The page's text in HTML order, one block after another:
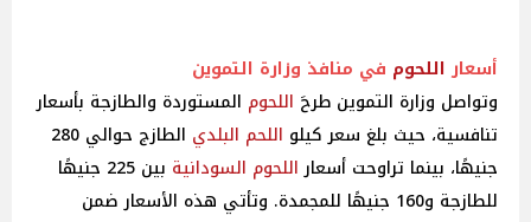
أسعار اللحوم في منافذ وزارة التموين
وتواصل وزارة التموين طرحَ اللحوم المستوردة والطازجة بأسعار
تنافسية، حيث بلغ سعر كيلو اللحم البلدي
الطازج حوالي 280
جنيهًا، بينما تراوحت أسعاراللحوم السودانية
بين 225 جنيهًا
للطازجة و160 جنيهًا للمجمدة. وتأتي هذه الأسعار ضمن